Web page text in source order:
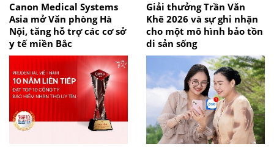
Canon Medical Systems
Asia mở Văn phòng Hà
Nội, tăng hỗ trợ các cơ sở
y tế miền Bắc
Giải thưởng Trần Văn
Khê 2026 và sự ghi nhận
cho một mô hình bảo tồn
di sản sống